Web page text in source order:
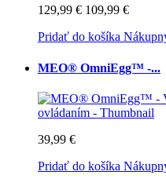
129,99 € 109,99 €
Pridať do košíka
MEO® OmniEgg™ -...
39,99 €
Pridať do košíka